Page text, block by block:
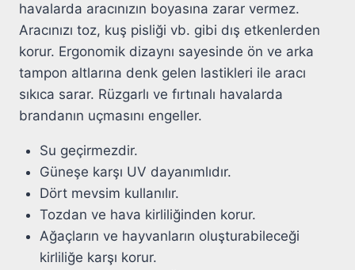
havalarda aracınızın boyasına zarar vermez.
Aracınızı toz, kuş pisliği vb. gibi dış etkenlerden
korur. Ergonomik dizaynı sayesinde ön ve arka
tampon altlarına denk gelen lastikleri ile aracı
sıkıca sarar. Rüzgarlı ve fırtınalı havalarda
brandanın uçmasını engeller.
Su geçirmezdir.
Güneşe karşı UV dayanımlıdır.
Dört mevsim kullanılır.
Tozdan ve hava kirliliğinden korur.
Ağaçların ve hayvanların oluşturabileceği
kirliliğe karşı korur.